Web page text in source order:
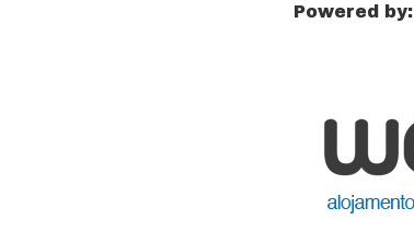
Powered by: